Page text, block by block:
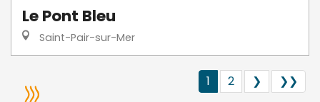
Le Pont Bleu
Saint-Pair-sur-Mer
1 2 ❯ ❯❯